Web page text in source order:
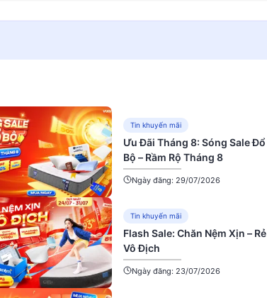
Tin khuyến mãi
Ưu Đãi Tháng 8: Sóng Sale Đổ
Bộ – Rầm Rộ Tháng 8
Ngày đăng: 29/07/2026
Tin khuyến mãi
Flash Sale: Chăn Nệm Xịn – Rẻ
Vô Địch
Ngày đăng: 23/07/2026